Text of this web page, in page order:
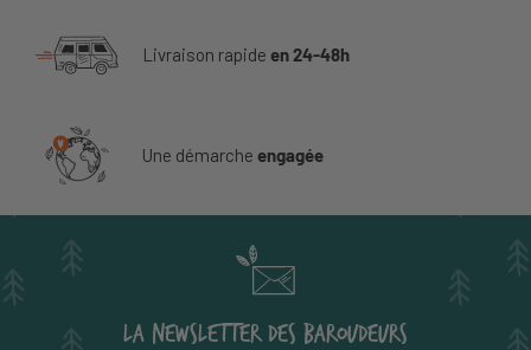
Livraison rapide en 24-48h
Une démarche engagée
LA NEWSLETTER DES BAROUDEURS